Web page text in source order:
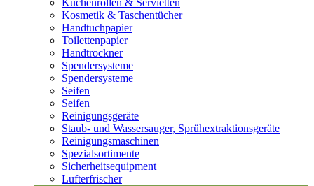
Küchenrollen & Servietten
Kosmetik & Taschentücher
Handtuchpapier
Toilettenpapier
Handtrockner
Spendersysteme
Spendersysteme
Seifen
Seifen
Reinigungsgeräte
Staub- und Wassersauger, Sprühextraktionsgeräte
Reinigungsmaschinen
Spezialsortimente
Sicherheitsequipment
Lufterfrischer